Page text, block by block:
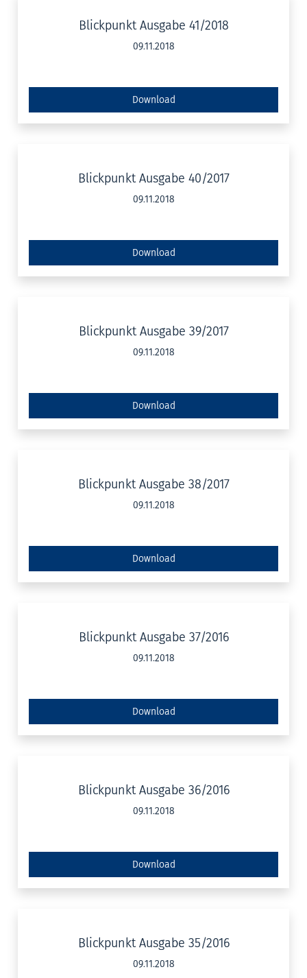
Blickpunkt Ausgabe 41/2018
09.11.2018
Download
Blickpunkt Ausgabe 40/2017
09.11.2018
Download
Blickpunkt Ausgabe 39/2017
09.11.2018
Download
Blickpunkt Ausgabe 38/2017
09.11.2018
Download
Blickpunkt Ausgabe 37/2016
09.11.2018
Download
Blickpunkt Ausgabe 36/2016
09.11.2018
Download
Blickpunkt Ausgabe 35/2016
09.11.2018